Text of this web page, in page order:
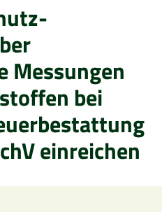
Messungen
bei
einreichen